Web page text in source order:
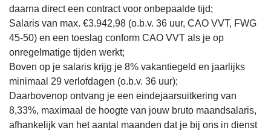
daarna direct een contract voor onbepaalde tijd;
Salaris van max. €3.942,98 (o.b.v. 36 uur, CAO VVT, FWG
45-50) en een toeslag conform CAO VVT als je op
onregelmatige tijden werkt;
Boven op je salaris krijg je 8% vakantiegeld en jaarlijks
minimaal 29 verlofdagen (o.b.v. 36 uur);
Daarbovenop ontvang je een eindejaarsuitkering van
8,33%, maximaal de hoogte van jouw bruto maandsalaris,
afhankelijk van het aantal maanden dat je bij ons in dienst